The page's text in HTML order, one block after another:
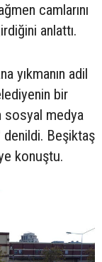
camlarını
anlattı.
yıkmanın adil
bir
sosyal medya
denildi. Beşiktaş
konuştu.